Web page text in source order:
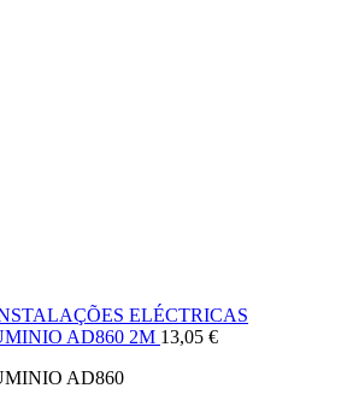
ELÉCTRICAS
AD860 2M 13,05 €
AD860